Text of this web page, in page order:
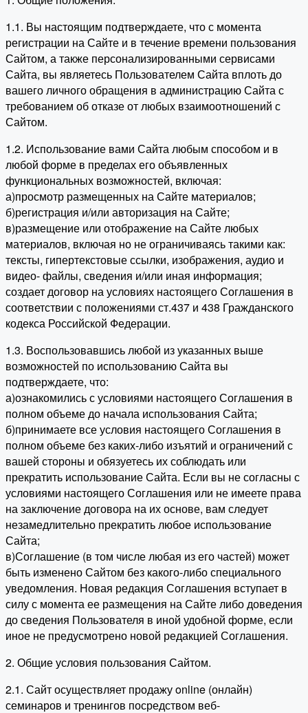
1.1. Вы настоящим подтверждаете, что с момента
регистрации на Сайте и в течение времени пользования
Сайтом, а также персонализированными сервисами
Сайта, вы являетесь Пользователем Сайта вплоть до
вашего личного обращения в администрацию Сайта с
требованием об отказе от любых взаимоотношений с
Сайтом.
1.2. Использование вами Сайта любым способом и в
любой форме в пределах его объявленных
функциональных возможностей, включая:
а)просмотр размещенных на Сайте материалов;
б)регистрация и/или авторизация на Сайте;
в)размещение или отображение на Сайте любых
материалов, включая но не ограничиваясь такими как:
тексты, гипертекстовые ссылки, изображения, аудио и
видео- файлы, сведения и/или иная информация;
создает договор на условиях настоящего Соглашения в
соответствии с положениями ст.437 и 438 Гражданского
кодекса Российской Федерации.
1.3. Воспользовавшись любой из указанных выше
возможностей по использованию Сайта вы
подтверждаете, что:
а)ознакомились с условиями настоящего Соглашения в
полном объеме до начала использования Сайта;
б)принимаете все условия настоящего Соглашения в
полном объеме без каких-либо изъятий и ограничений с
вашей стороны и обязуетесь их соблюдать или
прекратить использование Сайта. Если вы не согласны с
условиями настоящего Соглашения или не имеете права
на заключение договора на их основе, вам следует
незамедлительно прекратить любое использование
Сайта;
в)Соглашение (в том числе любая из его частей) может
быть изменено Сайтом без какого-либо специального
уведомления. Новая редакция Соглашения вступает в
силу с момента ее размещения на Сайте либо доведения
до сведения Пользователя в иной удобной форме, если
иное не предусмотрено новой редакцией Соглашения.
2. Общие условия пользования Сайтом.
2.1. Сайт осуществляет продажу online (онлайн)
семинаров и тренингов посредством веб-